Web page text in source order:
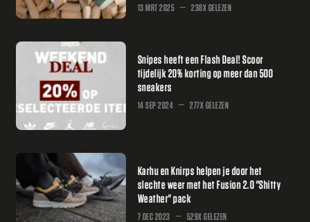
13 MRT 2025 238X GELEZEN
Snipes heeft een Flash Deal! Scoor
tijdelijk 20% korting op meer dan 500
sneakers
14 SEP 2024 277X GELEZEN
Karhu en Knirps helpen je door het
slechte weer met het Fusion 2.0 "Shitty
Weather" pack
7 DEC 2023 529X GELEZEN